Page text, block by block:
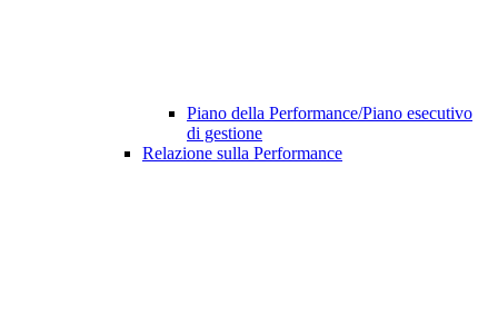
Piano della Performance/Piano esecutivo
di gestione
Relazione sulla Performance